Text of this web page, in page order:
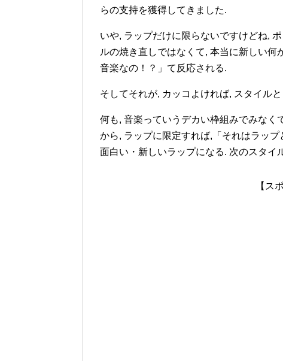
らの支持を獲得してきました.
いや, ラップだけに限らないですけどね,
ルの焼き直しではなくて, 本当に新しい何
音楽なの！？」て反応される.
そしてそれが, カッコよければ, スタイル
何も, 音楽っていうデカい枠組みでみなく
から, ラップに限定すれば,「それはラッ
面白い・新しいラップになる. 次のスタイ
【ス